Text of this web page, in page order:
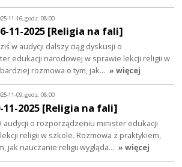
11-16, godz. 08:00
11-2025 [Religia na fali]
w audycji dalszy ciąg dyskusji o
edukacji narodowej w sprawie lekcji religii w
rozmowa o tym, jak… » więcej
11-09, godz. 08:00
11-2025 [Religia na fali]
audycji o rozporządzeniu minister edukacji
religii w szkole. Rozmowa z praktykiem,
jak nauczanie religii wygląda… » więcej